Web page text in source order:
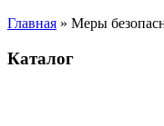
Главная » Меры
Каталог